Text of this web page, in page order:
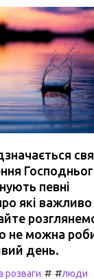
певні
які важливо
не можна
день.
розваги # #люди